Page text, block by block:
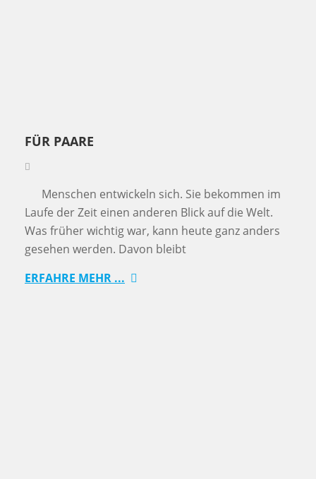
FÜR PAARE
Menschen entwickeln sich. Sie bekommen im
Laufe der Zeit einen anderen Blick auf die Welt.
Was früher wichtig war, kann heute ganz anders
gesehen werden. Davon bleibt
ERFAHRE MEHR ...